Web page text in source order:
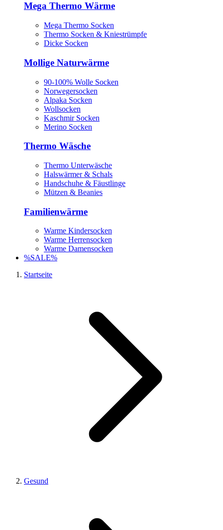
Mega Thermo Wärme
Mega Thermo Socken
Thermo Socken & Kniestrümpfe
Dicke Socken
Mollige Naturwärme
90-100% Wolle Socken
Norwegersocken
Alpaka Socken
Wollsocken
Kaschmir Socken
Merino Socken
Thermo Wäsche
Thermo Unterwäsche
Halswärmer & Schals
Handschuhe & Fäustlinge
Mützen & Beanies
Familienwärme
Warme Kindersocken
Warme Herrensocken
Warme Damensocken
%SALE%
Startseite
Gesund